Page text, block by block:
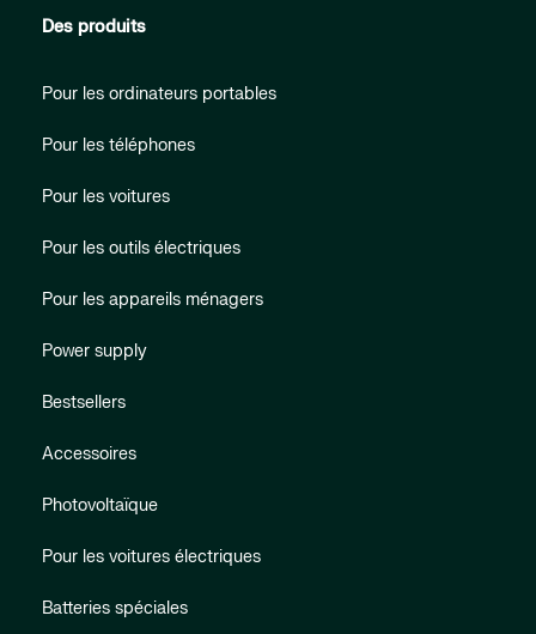
Des produits
Pour les ordinateurs portables
Pour les téléphones
Pour les voitures
Pour les outils électriques
Pour les appareils ménagers
Power supply
Bestsellers
Accessoires
Photovoltaïque
Pour les voitures électriques
Batteries spéciales